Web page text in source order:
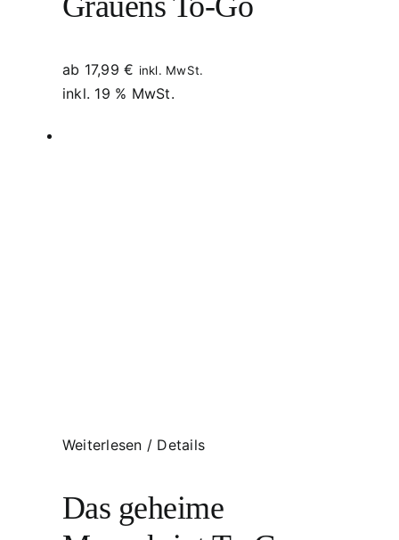
ab 17,99€ inkl. MwSt.
inkl. 19 % MwSt.
Weiterlesen / Details
Das geheime